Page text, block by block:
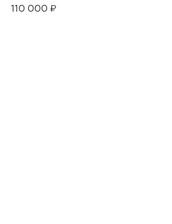
110 000 ₽